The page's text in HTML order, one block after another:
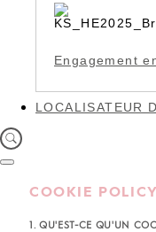
Engagement
LOCALISATEUR
COOKIE POLICY
1. QU'EST-CE QU'UN